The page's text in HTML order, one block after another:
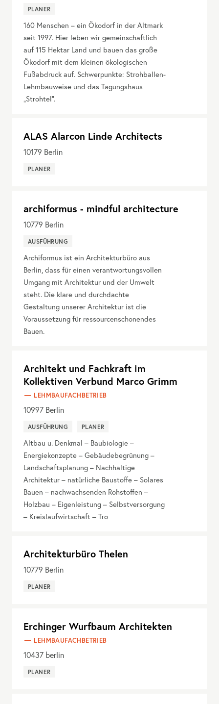
PLANER
160 Menschen – ein Ökodorf in der Altmark
seit 1997. Hier leben wir gemeinschaftlich
auf 115 Hektar Land und bauen das große
Ökodorf mit dem kleinen ökologischen
Fußabdruck auf. Schwerpunkte: Strohballen-
Lehmbauweise und das Tagungshaus
„Strohtel“.
ALAS Alarcon Linde Architects
10179 Berlin
PLANER
archiformus - mindful architecture
10779 Berlin
AUSFÜHRUNG
Archiformus ist ein Architekturbüro aus
Berlin, dass für einen verantwortungsvollen
Umgang mit Architektur und der Umwelt
steht. Die klare und durchdachte
Gestaltung unserer Architektur ist die
Voraussetzung für ressourcenschonendes
Bauen.
Architekt und Fachkraft im
Kollektiven Verbund Marco Grimm
LEHMBAUFACHBETRIEB
10997 Berlin
AUSFÜHRUNG PLANER
Altbau u. Denkmal – Baubiologie –
Energiekonzepte – Gebäudebegrünung –
Landschaftsplanung – Nachhaltige
Architektur – natürliche Baustoffe – Solares
Bauen – nachwachsenden Rohstoffen –
Holzbau – Eigenleistung – Selbstversorgung
– Kreislaufwirtschaft – Tro
Architekturbüro Thelen
10779 Berlin
PLANER
Erchinger Wurfbaum Architekten
LEHMBAUFACHBETRIEB
10437 berlin
PLANER